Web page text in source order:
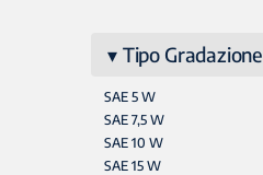
Tipo Gradazione
SAE 5 W
SAE 7,5 W
SAE 10 W
SAE 15 W